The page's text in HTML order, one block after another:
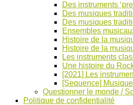
Des instruments
Des musiques
Des musiques
Ensembles
Histoire de la
Histoire de la
Les instruments
Une histoire du
[2021] Les
[Sequence]
Questionner le monde /
Politique de confidentialité